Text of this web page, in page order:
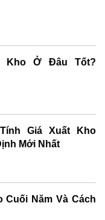
Kho Ở Đâu Tốt?
Giá Xuất Kho
Mới Nhất
Cuối Năm Và Cách